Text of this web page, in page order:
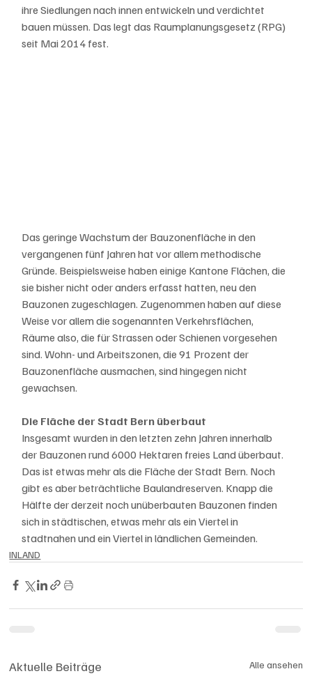
ihre Siedlungen nach innen entwickeln und verdichtet
bauen müssen. Das legt das Raumplanungsgesetz (RPG)
seit Mai 2014 fest.
Das geringe Wachstum der Bauzonenfläche in den
vergangenen fünf Jahren hat vor allem methodische
Gründe. Beispielsweise haben einige Kantone Flächen, die
sie bisher nicht oder anders erfasst hatten, neu den
Bauzonen zugeschlagen. Zugenommen haben auf diese
Weise vor allem die sogenannten Verkehrsflächen,
Räume also, die für Strassen oder Schienen vorgesehen
sind. Wohn- und Arbeitszonen, die 91 Prozent der
Bauzonenfläche ausmachen, sind hingegen nicht
gewachsen.
Die Fläche der Stadt Bern überbaut
Insgesamt wurden in den letzten zehn Jahren innerhalb
der Bauzonen rund 6000 Hektaren freies Land überbaut.
Das ist etwas mehr als die Fläche der Stadt Bern. Noch
gibt es aber beträchtliche Baulandreserven. Knapp die
Hälfte der derzeit noch unüberbauten Bauzonen finden
sich in städtischen, etwas mehr als ein Viertel in
stadtnahen und ein Viertel in ländlichen Gemeinden.
INLAND
Aktuelle Beiträge Alle ansehen